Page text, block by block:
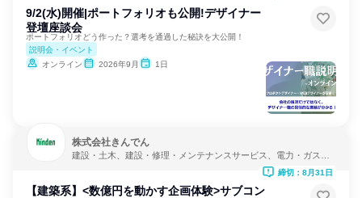
9/2(水)開催|ポートフォリオも公開!デザイナー
登壇座談会
ポートフォリオどう作った？選考を通過した秘訣を大公開！
説明会・イベント
オンライン
2026年9月 1日
株式会社きんでん
建設・土木、建設・修理・メンテナンスサービス、電力・ガス・
【建築系】<数億円を動かす企画体験>サブコン
締切：8月31日